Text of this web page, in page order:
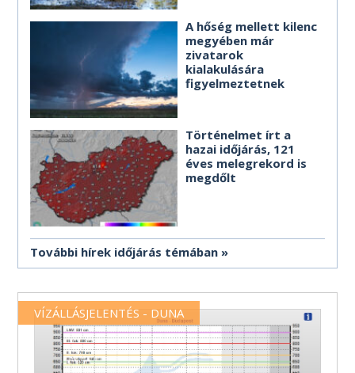
A hőség mellett kilenc
megyében már
zivatarok
kialakulására
figyelmeztetnek
Történelmet írt a
hazai időjárás, 121
éves melegrekord is
megdőlt
További hírek időjárás témában
VÍZÁLLÁSJELENTÉS - DUNA